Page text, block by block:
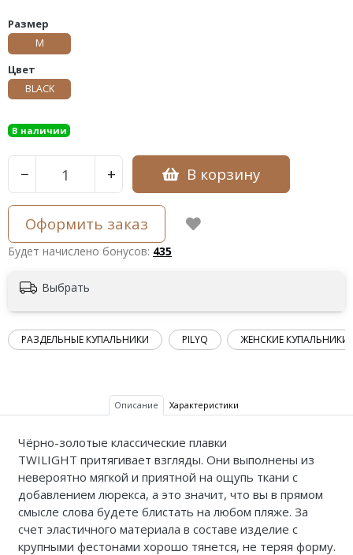
Размер
M
Цвет
BLACK
В наличии
− + В корзину
Оформить заказ
Будет начислено бонусов: 435
Выбрать
РАЗДЕЛЬНЫЕ КУПАЛЬНИКИ PILYQ ЖЕНСКИЕ КУПАЛЬНИКИ
Описание Характеристики
Чёрно-золотые классические плавки
TWILIGHT притягивает взгляды. Они выполнены из
невероятно мягкой и приятной на ощупь ткани с
добавлением люрекса, а это значит, что вы в прямом
смысле слова будете блистать на любом пляже. За
счет эластичного материала в составе изделие с
крупными фестонами хорошо тянется, не теряя форму.